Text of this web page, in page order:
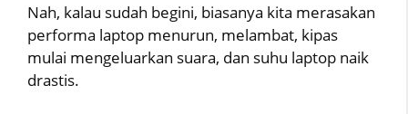
Nah, kalau sudah begini, biasanya kita merasakan
performa laptop menurun, melambat, kipas
mulai mengeluarkan suara, dan suhu laptop naik
drastis.